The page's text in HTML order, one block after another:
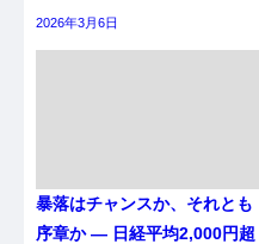
2026年3月6日
暴落はチャンスか、それとも
序章か ― 日経平均2,000円超